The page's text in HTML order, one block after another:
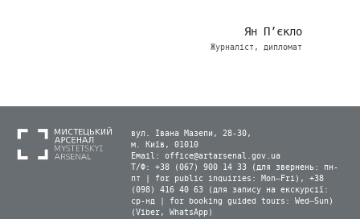
Ян П’єкло
Журналіст, дипломат
вул. Івана Мазепи, 28-30,
м. Київ, 01010
Email: office@artarsenal.gov.ua
Т/Ф: +38 (067) 900 14 33 (для звернень: пн-
пт | for public inquiries: Mon–Fri), +38
(098) 416 40 63 (для запису на екскурсії:
ср-нд | for booking guided tours: Wed–Sun)
(Viber, WhatsApp)